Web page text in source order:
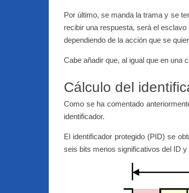
Por último, se manda la trama y se
recibir una respuesta, será el
dependiendo de la acción que se
Cabe añadir que, al igual que en una
Cálculo del
Como se ha comentado
identificador.
El identificador protegido (PID) se
seis bits menos significativos del ID